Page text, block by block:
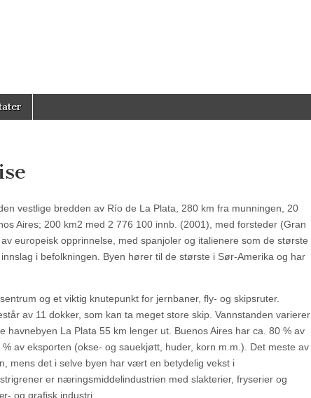
vestlige bredden av Río de La Plata, 280 km fra munningen, 20
Aires; 200 km2 med 2 776 100 innb. (2001), med forsteder (Gran
europeisk opprinnelse, med spanjoler og italienere som de største
i befolkningen. Byen hører til de største i Sør-Amerika og har
og et viktig knutepunkt for jernbaner, fly- og skipsruter.
av 11 dokker, som kan ta meget store skip. Vannstanden varierer
La Plata 55 km lenger ut. Buenos Aires har ca. 80 % av
av eksporten (okse- og sauekjøtt, huder, korn m.m.). Det meste av
mens det i selve byen har vært en betydelig vekst i
er næringsmiddelindustrien med slakterier, fryserier og
og grafisk industri.